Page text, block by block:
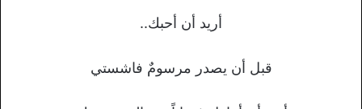
أريد أن أحبك..
قبل أن يصدر مرسومٌ فاشستي